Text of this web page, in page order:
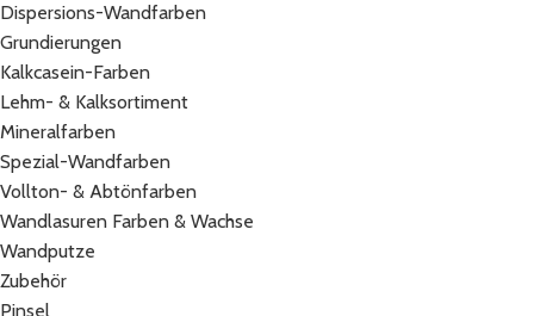
Dispersions-Wandfarben
Grundierungen
Kalkcasein-Farben
Lehm- & Kalksortiment
Mineralfarben
Spezial-Wandfarben
Vollton- & Abtönfarben
Wandlasuren Farben & Wachse
Wandputze
Zubehör
Pinsel